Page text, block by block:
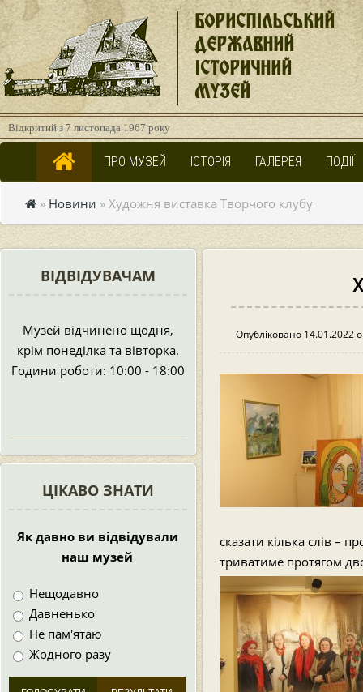
БОРИСПІЛЬСЬКИЙ
ДЕРЖАВНИЙ
ІСТОРИЧНИЙ
МУЗЕЙ
Відкритий з 7 листопада 1967 року
ПРО МУЗЕЙ ІСТОРІЯ ГАЛЕРЕЯ ПОДІЇ
» Новини » Художня виставка Творчого клубу
ВІДВІДУВАЧАМ
Музей відчинено щодня,
крім понеділка та вівторка.
Години роботи: 10:00 - 18:00
ЦІКАВО ЗНАТИ
Як давно ви відвідували
наш музей
Нещодавно
Давненько
Не пам'ятаю
Жодного разу
Опубліковано 14.01.2022
сказати кілька слів –
триватиме протягом